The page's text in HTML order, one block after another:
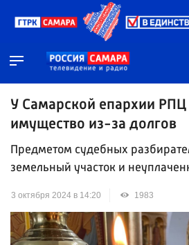
У Самарской епархии
имущество из-за долгов
Предметом судебных
земельный участок и
3 октября 2024 в 14:20 1983